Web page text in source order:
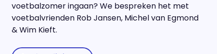
voetbalzomer ingaan? We bespreken het met
voetbalvrienden Rob Jansen, Michel van Egmond
& Wim Kieft.